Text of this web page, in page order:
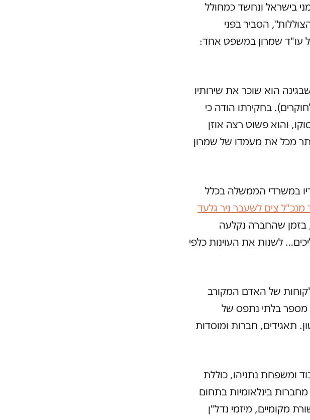
בישראל ונחשד כמחולל
הצוללות", הסביר בפני
עו"ד שמרון במשפט אחד:
הוא שוכר את שירותיו
בחקירתו הודה כי
והוא פשוט רצה אוזן
מכל את מעמדו של שמרון
במשרדי הממשלה בכלל
מנכ"ל צים לשעבר ניר גלעד
בזמן שהחברה נקלעה
לשנות את העוינות כלפי
של האדם המקורב
מספר בלתי נתפס של
תאגידים, חברות ומוסדות
ומשפחת נתניהו, כוללת
בינלאומיות בתחום
מקומיים, מיזמי נדל"ן